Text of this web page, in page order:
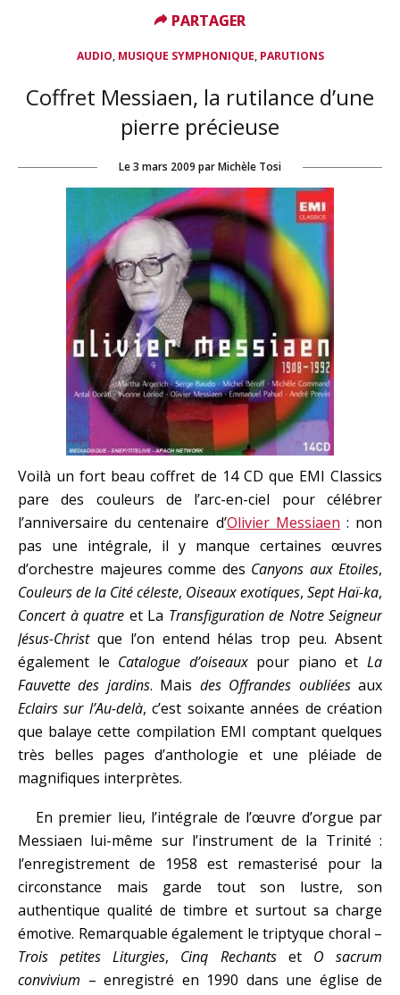
AUDIO, MUSIQUE SYMPHONIQUE, PARUTIONS
Coffret Messiaen, la rutilance d’une
pierre précieuse
Le3 mars 2009 parMichèle Tosi
Voilà un fort beau coffret de 14 CD que EMI Classics
pare des couleurs de l’arc-en-ciel pour célébrer
l’anniversaire du centenaire d’Olivier Messiaen : non
pas une intégrale, il y manque certaines œuvres
d’orchestre majeures comme des Canyons aux Etoiles,
Couleurs de la Cité céleste, Oiseaux exotiques, Sept Haï-ka,
Concert à quatre et La Transfiguration de Notre Seigneur
Jésus-Christque l’on entend hélas trop peu. Absent
également le Catalogue d’oiseauxpour piano etLa
Fauvette des jardins. Mais des Offrandes oubliéesaux
Eclairs sur l’Au-delà, c’est soixante années de création
que balaye cette compilation EMI comptant quelques
très belles pages d’anthologie et une pléiade de
magnifiques interprètes.
En premier lieu, l’intégrale de l’œuvre d’orgue par
Messiaen lui-même sur l’instrument de la Trinité :
l’enregistrement de 1958 est remasterisé pour la
circonstance mais garde tout son lustre, son
authentique qualité de timbre et surtout sa charge
émotive. Remarquable également le triptyque choral –
Trois petites Liturgies, Cinq Rechantset O sacrum
convivium – enregistré en 1990 dans une église de
PARTAGER
PARTAGER